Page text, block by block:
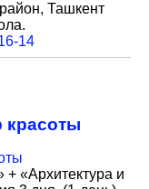
Ташкент
14
красоты
«Архитектура и